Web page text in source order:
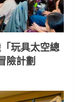
玩具太空總
險計劃